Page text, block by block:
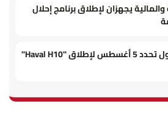
يجهزان لإطلاق برنامج إحلال
رسميًا.. جريت وول تحدد 5 أغسطس لإطلاق "Haval H10"